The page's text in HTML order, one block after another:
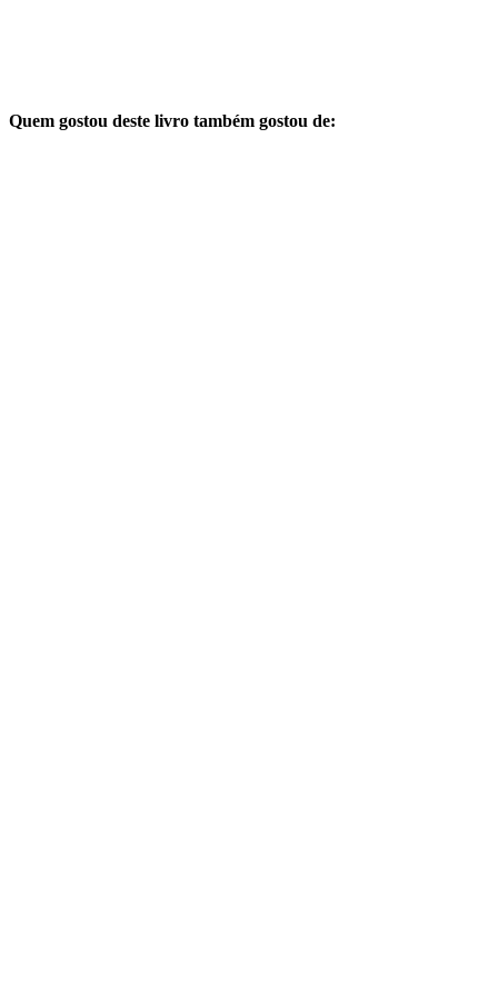
Quem gostou deste livro também gostou de: